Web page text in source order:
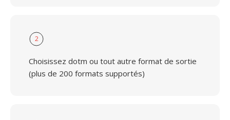
2
Choisissez dotm ou tout autre format de sortie
(plus de 200 formats supportés)